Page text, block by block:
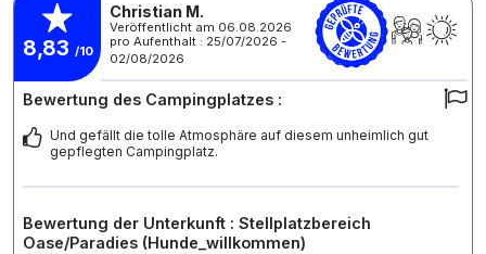
8,83 /10
Christian M.
Veröffentlicht am 06.08.2026
pro Aufenthalt : 25/07/2026 -
02/08/2026
Bewertung des Campingplatzes :
Und gefällt die tolle Atmosphäre auf diesem unheimlich gut
gepflegten Campingplatz.
Bewertung der Unterkunft : Stellplatzbereich
Oase/Paradies (Hunde_willkommen)